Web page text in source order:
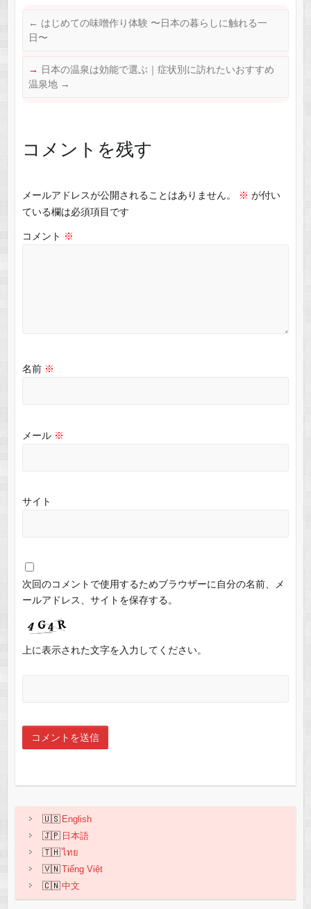
b
o
o
k
at A
p
← はじめての味噌作り体験 〜日本の暮らしに触れる一
日〜
日本の温泉は効能で選ぶ｜症状別に訪れたいおすすめ
温泉地 →
コメントを残す
メールアドレスが公開されることはありません。 ※ が付い
ている欄は必須項目です
コメント ※
名前 ※
メール ※
サイト
次回のコメントで使用するためブラウザーに自分の名前、メ
ールアドレス、サイトを保存する。
上に表示された文字を入力してください。
English
日本語
ไทย
Tiếng Việt
中文